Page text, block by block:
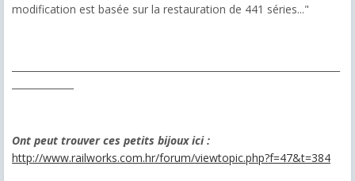
modification est basée sur la restauration de 441 séries..."
Ont peut trouver ces petits bijoux ici :
http://www.railworks.com.hr/forum/viewtopic.php?f=47&t=384